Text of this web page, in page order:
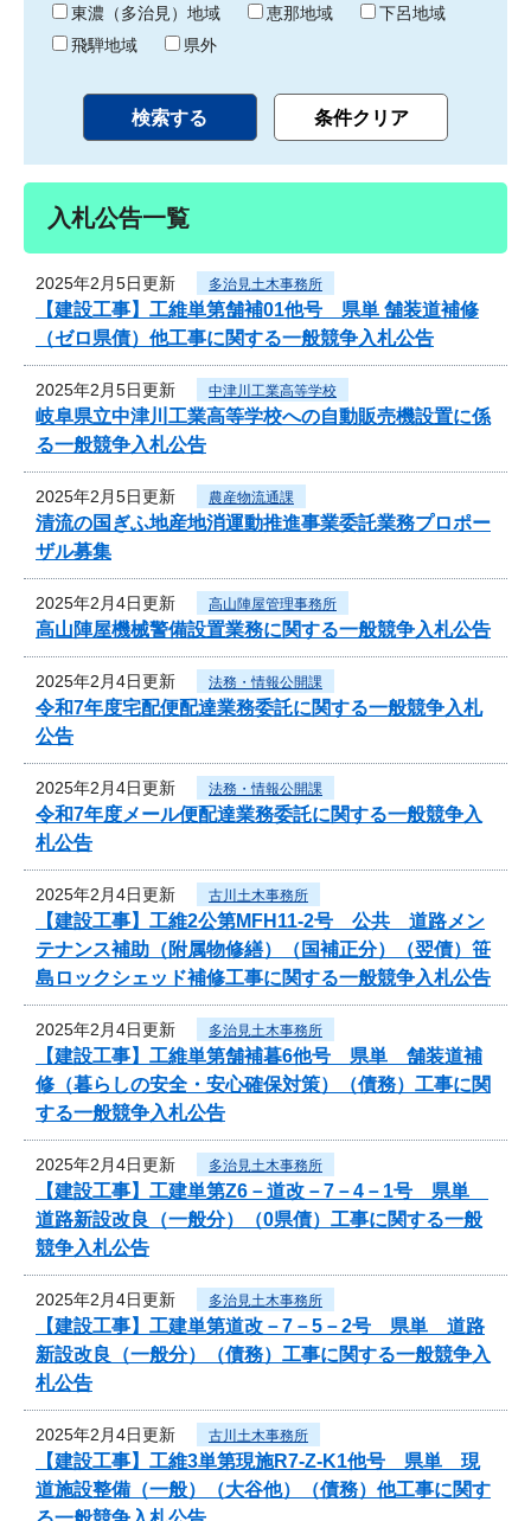
東濃（多治見）地域
恵那地域
下呂地域
飛騨地域
県外
入札公告一覧
2025年2月5日更新 多治見土木事務所
【建設工事】工維単第舗補01他号 県単 舗装道補修
（ゼロ県債）他工事に関する一般競争入札公告
2025年2月5日更新 中津川工業高等学校
岐阜県立中津川工業高等学校への自動販売機設置に係
る一般競争入札公告
2025年2月5日更新 農産物流通課
清流の国ぎふ地産地消運動推進事業委託業務プロポー
ザル募集
2025年2月4日更新 高山陣屋管理事務所
高山陣屋機械警備設置業務に関する一般競争入札公告
2025年2月4日更新 法務・情報公開課
令和7年度宅配便配達業務委託に関する一般競争入札
公告
2025年2月4日更新 法務・情報公開課
令和7年度メール便配達業務委託に関する一般競争入
札公告
2025年2月4日更新 古川土木事務所
【建設工事】工維2公第MFH11-2号 公共 道路メン
テナンス補助（附属物修繕）（国補正分）（翌債）笹
島ロックシェッド補修工事に関する一般競争入札公告
2025年2月4日更新 多治見土木事務所
【建設工事】工維単第舗補暮6他号 県単 舗装道補
修（暮らしの安全・安心確保対策）（債務）工事に関
する一般競争入札公告
2025年2月4日更新 多治見土木事務所
【建設工事】工建単第Z6－道改－7－4－1号 県単
道路新設改良（一般分）（0県債）工事に関する一般
競争入札公告
2025年2月4日更新 多治見土木事務所
【建設工事】工建単第道改－7－5－2号 県単 道路
新設改良（一般分）（債務）工事に関する一般競争入
札公告
2025年2月4日更新 古川土木事務所
【建設工事】工維3単第現施R7-Z-K1他号 県単 現
道施設整備（一般）（大谷他）（債務）他工事に関す